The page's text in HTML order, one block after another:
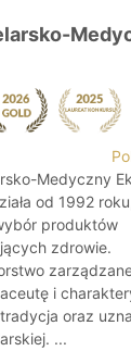
Medyczny
od 1992
produktów
zdrowie.
i
oraz
...